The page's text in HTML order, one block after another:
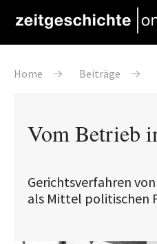
Pfadnavigation
Home Beiträge
Vom Betrieb
Gerichtsverfahren
als Mittel politischen